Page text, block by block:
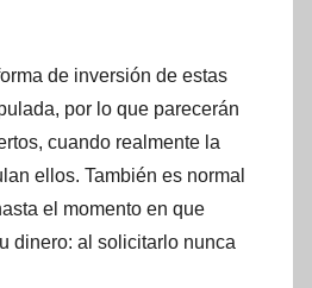
de inversión de estas
por lo que parecerán
cuando realmente la
ellos. También es normal
el momento en que
dinero: al solicitarlo nunca